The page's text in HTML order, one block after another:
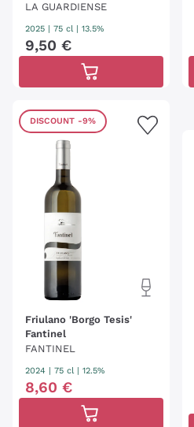
LA GUARDIENSE
2025 75 cl | 13.5%
9,50 €
DISCOUNT -9%
Friulano 'Borgo Tesis'
Fantinel
FANTINEL
2024 75 cl | 12.5%
8,60 €